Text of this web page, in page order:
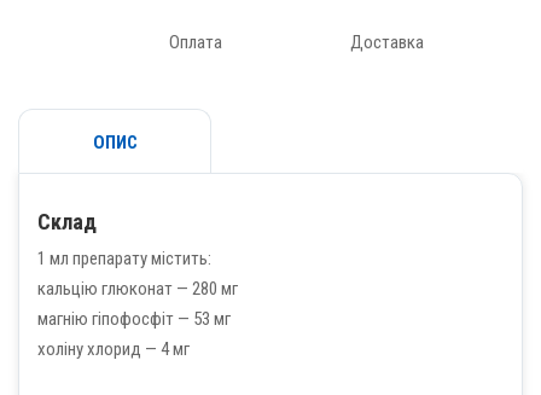
Оплата Доставка
ОПИС
Склад
1 мл препарату містить:
кальцію глюконат — 280 мг
магнію гіпофосфіт — 53 мг
холіну хлорид — 4 мг